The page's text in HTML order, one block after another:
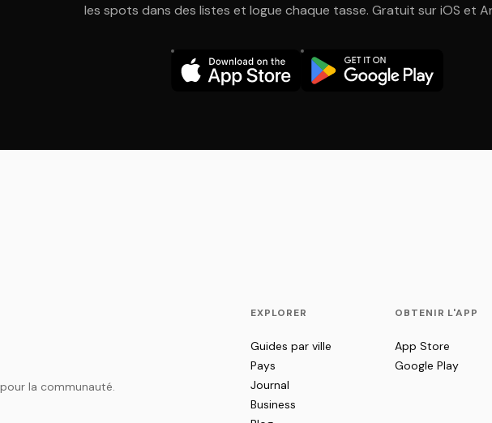
les spots dans des listes et logue chaque tasse. Gratuit sur iOS et
la communauté.
EXPLORER
Guides par ville
Pays
Journal
Business
OBTENIR L'APP
App Store
Google Play